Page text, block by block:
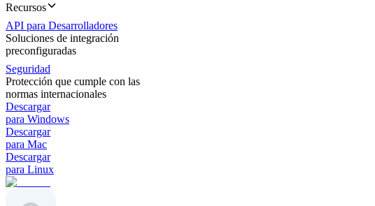
Recursos
API para Desarrolladores
Soluciones de integración
preconfiguradas
Seguridad
Protección que cumple con las
normas internacionales
Descargar
para Windows
Descargar
para Mac
Descargar
para Linux